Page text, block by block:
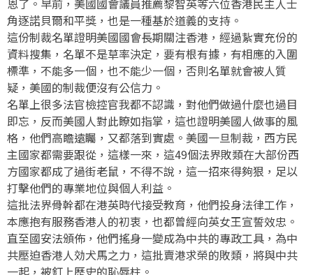
角逐諾貝爾和平獎，也是一種基於道義的支持。
這份制裁名單證明美國國會長期關注香港，經過紥實充份的
資料搜集，名單不是草率決定，要有根有據，有相應的入圍
標準，不能多一個，也不能少一個，否則名單就會被人質
疑，美國的制裁便沒有公信力。
名單上很多法官檢控官我都不認識，對他們做過什麼也過目
即忘，反而美國人對此瞭如指掌，這也證明美國人做事的風
格，他們高瞻遠矚，又都落到實處。美國一旦制裁，西方民
主國家都需要跟從，這樣一來，這49個法界敗類在大部份西
方國家都成了過街老鼠，不得不說，這一招來得夠狠，足以
打擊他們的專業地位與個人利益。
這批法界骨幹都在港英時代接受教育，他們投身法律工作，
本應抱有服務香港人的初衷，也都曾經向英女王宣誓效忠。
直至國安法頒佈，他們搖身一變成為中共的專政工具，為中
共壓迫香港人効犬馬之力，這批賣港求榮的敗類，將與中共
一起，被釘上歷史的恥辱柱。